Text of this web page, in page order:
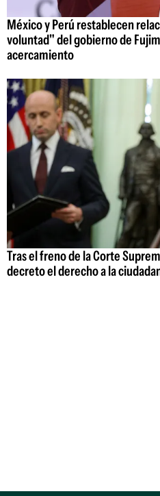
México y Perú restablecen
voluntad" del gobierno de
acercamiento
Tras el freno de la Corte
decreto el derecho a la